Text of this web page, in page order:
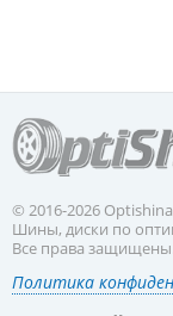
© 2016-2026
Шины, диски по
Все права
Политика